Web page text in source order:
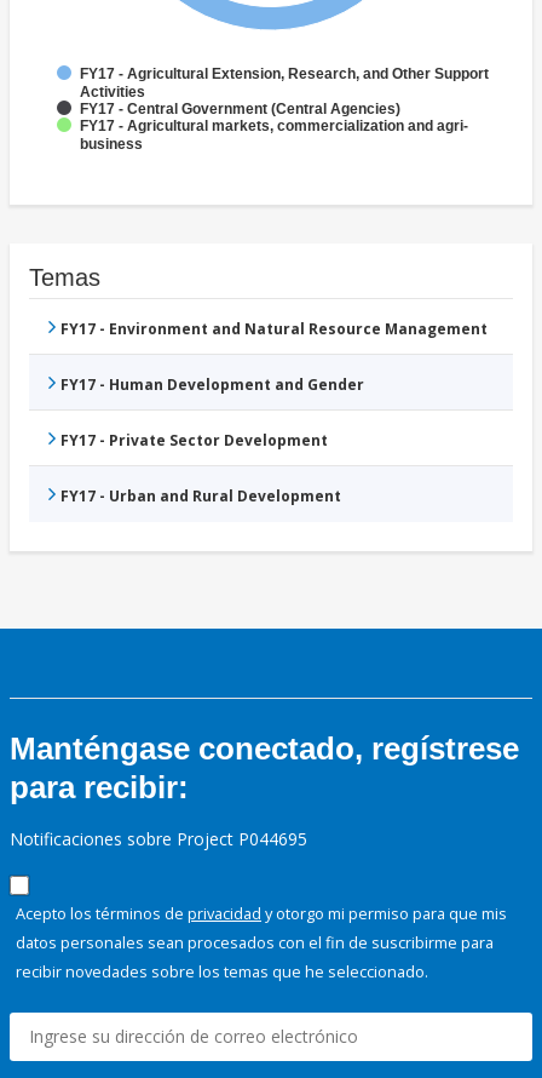
FY17 - Agricultural Extension, Research, and Other Support
Activities
FY17 - Central Government (Central Agencies)
FY17 - Agricultural markets, commercialization and agri-
business
Temas
FY17 - Environment and Natural Resource Management
FY17 - Human Development and Gender
FY17 - Private Sector Development
FY17 - Urban and Rural Development
Manténgase conectado, regístrese
para recibir:
Notificaciones sobre Project P044695
Acepto los términos de privacidad y otorgo mi permiso para que mis
datos personales sean procesados con el fin de suscribirme para
recibir novedades sobre los temas que he seleccionado.